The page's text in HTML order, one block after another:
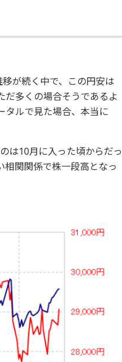
が続く中で、この円安は
だ多くの場合そうであるよ
タルで見た場合、本当に
は10月に入った頃からだっ
相関関係で株一段高となっ